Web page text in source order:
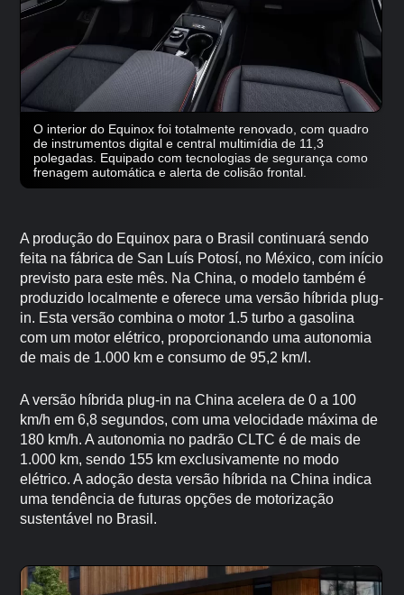
O interior do Equinox foi totalmente renovado, com quadro
de instrumentos digital e central multimídia de 11,3
polegadas. Equipado com tecnologias de segurança como
frenagem automática e alerta de colisão frontal.
A produção do Equinox para o Brasil continuará sendo
feita na fábrica de San Luís Potosí, no México, com início
previsto para este mês. Na China, o modelo também é
produzido localmente e oferece uma versão híbrida plug-
in. Esta versão combina o motor 1.5 turbo a gasolina
com um motor elétrico, proporcionando uma autonomia
de mais de 1.000 km e consumo de 95,2 km/l.
A versão híbrida plug-in na China acelera de 0 a 100
km/h em 6,8 segundos, com uma velocidade máxima de
180 km/h. A autonomia no padrão CLTC é de mais de
1.000 km, sendo 155 km exclusivamente no modo
elétrico. A adoção desta versão híbrida na China indica
uma tendência de futuras opções de motorização
sustentável no Brasil.